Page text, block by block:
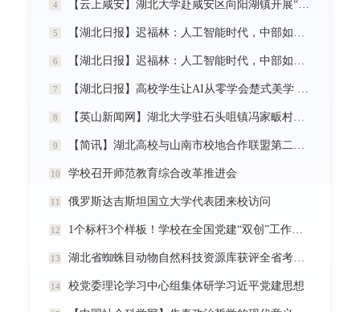
4 【云上咸安】湖北大学赴咸安区向阳湖镇开展“党建引领农村社区治理”调研服务活动
5 【湖北日报】迟福林：人工智能时代，中部如何走在前？
6 【湖北日报】迟福林：人工智能时代，中部如何走在前？
7 【湖北日报】高校学生让AI从零学会楚式美学 7分钟动漫《炎帝神农》惊艳首发
8 【英山新闻网】湖北大学驻石头咀镇冯家畈村工作队：全力守护人民群众生命财产安全
9 【简讯】湖北高校与山南市校地合作联盟第二次全体会议在我校召开
10 学校召开师范教育综合改革推进会
11 俄罗斯达吉斯坦国立大学代表团来校访问
12 1个标杆3个样板！学校在全国党建“双创”工作中再创佳绩
13 湖北省蜘蛛目动物自然科技资源库获评全省考核优秀
14 校党委理论学习中心组集体研学习近平党建思想